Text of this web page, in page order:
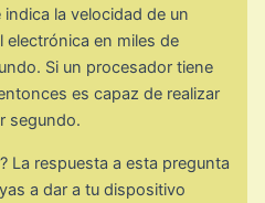
la velocidad de un
electrónica en miles de
Si un procesador tiene
es capaz de realizar
segundo.
La respuesta a esta pregunta
a dar a tu dispositivo